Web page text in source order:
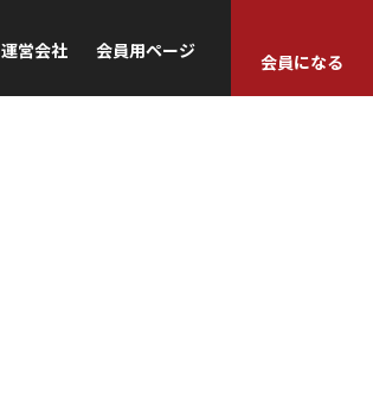
運営会社 会員用ページ
会員になる